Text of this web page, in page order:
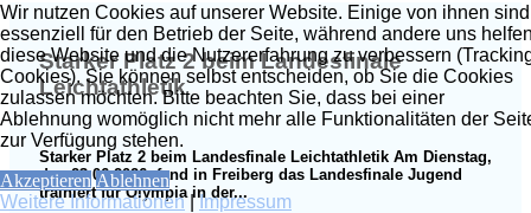
Starker Platz 2 beim Landesfinale
Leichtathletik
Starker Platz 2 beim Landesfinale Leichtathletik Am Dienstag,
den 23.06.2026, fand in Freiberg das Landesfinale Jugend
trainiert für Olympia in der...
Wir nutzen Cookies auf unserer Website. Einige von ihnen sind
essenziell für den Betrieb der Seite, während andere uns
diese Website und die Nutzererfahrung zu verbessern
Cookies). Sie können selbst entscheiden, ob Sie die Cookies
zulassen möchten. Bitte beachten Sie, dass bei einer
Ablehnung womöglich nicht mehr alle Funktionalitäten der
zur Verfügung stehen.
Akzeptieren Ablehnen
Weitere Informationen|Impressum